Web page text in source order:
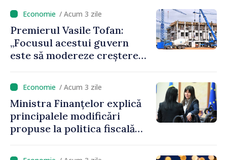
peste 500 de milioane de lei
la buget
/ Acum 3 zile
Premierul Vasile Tofan:
„Focusul acestui guvern
este să modereze creșterea
/ Acum 3 zile
Ministra Finanțelor explică
principalele modificări
propuse la politica fiscală
venit